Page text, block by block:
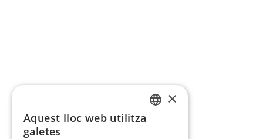
×
Aquest lloc web utilitza
galetes